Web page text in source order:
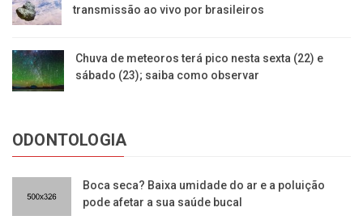
transmissão ao vivo por brasileiros
Chuva de meteoros terá pico nesta sexta (22) e
sábado (23); saiba como observar
ODONTOLOGIA
Boca seca? Baixa umidade do ar e a poluição
pode afetar a sua saúde bucal